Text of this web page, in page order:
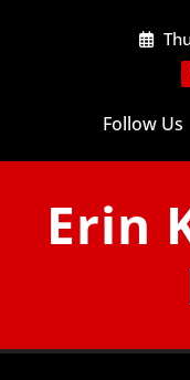
Follow Us
Erin